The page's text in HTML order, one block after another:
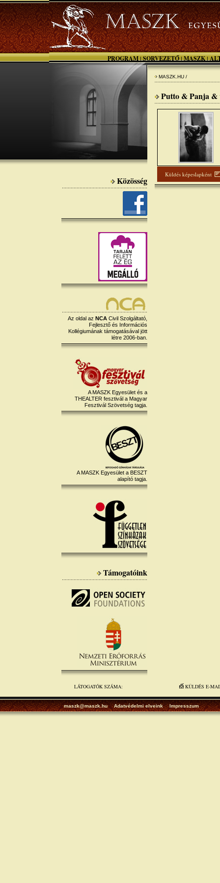
PROGRAM | SORVEZETŐ | MASZK |
Közösség
Az oldal az NCA Civil Szolgáltató,
Fejlesztő és Információs
Kollégiumának támogatásával jött
létre 2006-ban.
A MASZK Egyesület és a
THEALTER fesztivál a Magyar
Fesztivál Szövetség tagja.
A MASZK Egyesület a BESZT
alapító tagja.
Támogatóink
MASZK.HU /
Putto & Panja &
Küldés képeslapként
LÁTOGATÓK SZÁMA: KÜLDÉS E-
maszk@maszk.hu Adatvédelmi elveink Impresszum